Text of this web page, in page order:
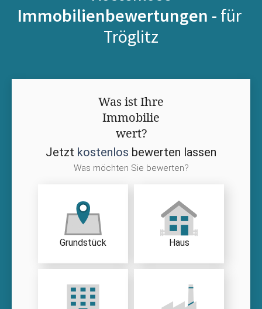
Immobilienbewertungen - für
Tröglitz
Was ist Ihre
Immobilie
wert?
Jetzt kostenlos bewerten lassen
Was möchten Sie bewerten?
Grundstück Haus